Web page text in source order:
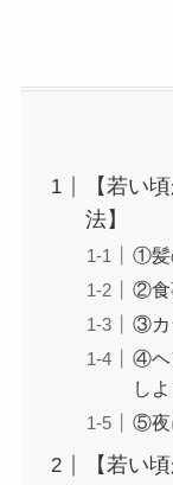
【若い
法】
①髪
②食
③カ
④ヘ
しよ
⑤夜
【若い